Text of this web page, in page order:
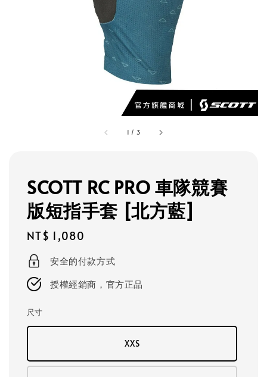
1 / 3
SCOTT RC PRO 車隊競賽
版短指手套 [北方藍]
Regular
price
NT$ 1,080
安全的付款方式
授權經銷商，官方正品
尺寸
XXS